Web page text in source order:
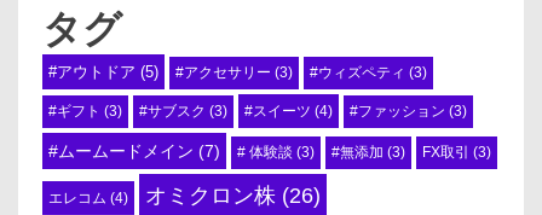
タグ
#アウトドア (5) #アクセサリー (3) #ウィズペティ (3)
#ギフト (3) #サブスク (3) #スイーツ (4) #ファッション (3)
#ムームードメイン (7) # 体験談 (3) #無添加 (3) FX取引 (3)
エレコム (4) オミクロン株 (26)